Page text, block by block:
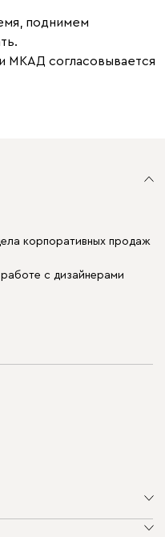
поднимем
МКАД согласовывается
корпоративных продаж
с дизайнерами